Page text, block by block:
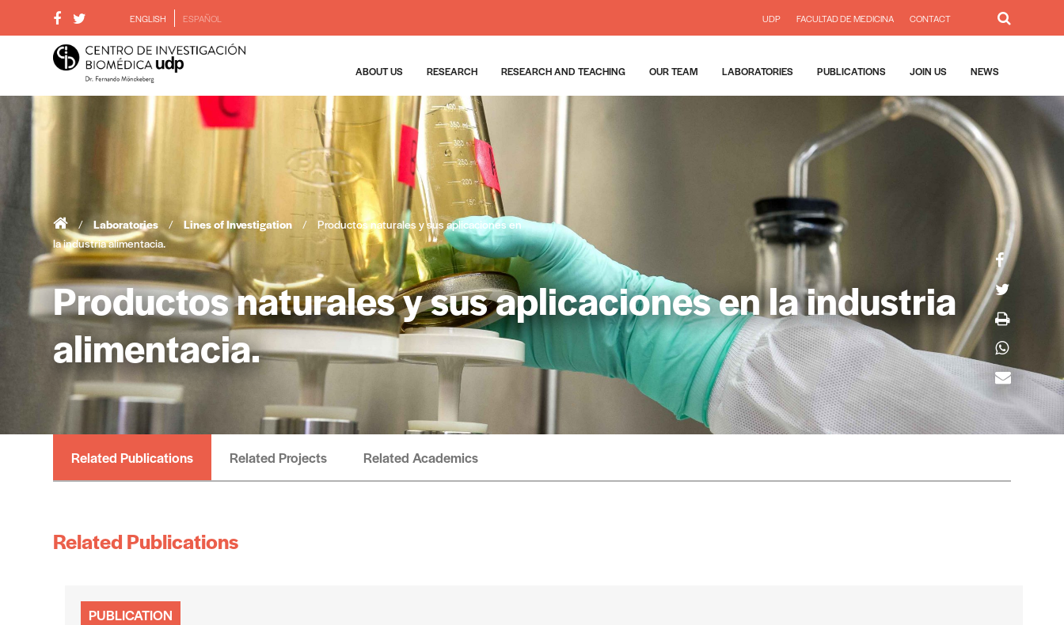
ENGLISH ESPAÑOL UDP FACULTAD DE MEDICINA CONTACT
ABOUT US RESEARCH RESEARCH AND TEACHING OUR TEAM LABORATORIES PUBLICATIONS JOIN US NEWS
/ Laboratories / Lines of Investigation /
Productos naturales y sus aplicaciones en
la industria alimentacia.
Productos naturales y sus aplicaciones en la industria
alimentacia.
Related Publications Related Projects Related Academics
Related Publications
PUBLICATION